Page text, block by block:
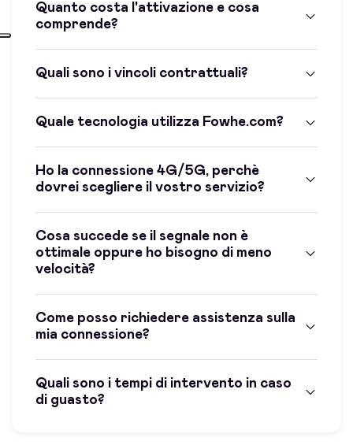
Quanto costa l'attivazione e cosa
comprende?
Quali sono i vincoli contrattuali?
Quale tecnologia utilizza Fowhe.com?
Ho la connessione 4G/5G, perchè
dovrei scegliere il vostro servizio?
Cosa succede se il segnale non è
ottimale oppure ho bisogno di meno
velocità?
Come posso richiedere assistenza sulla
mia connessione?
Quali sono i tempi di intervento in caso
di guasto?